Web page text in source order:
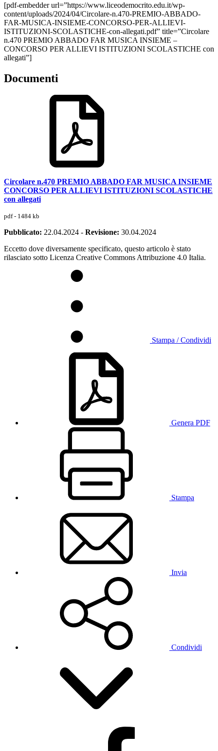
[pdf-embedder url=”https://www.liceodemocrito.edu.it/wp-
content/uploads/2024/04/Circolare-n.470-PREMIO-ABBADO-
FAR-MUSICA-INSIEME-CONCORSO-PER-ALLIEVI-
ISTITUZIONI-SCOLASTICHE-con-allegati.pdf” title=”Circolare
n.470 PREMIO ABBADO FAR MUSICA INSIEME –
CONCORSO PER ALLIEVI ISTITUZIONI SCOLASTICHE con
allegati”]
Documenti
Circolare n.470 PREMIO ABBADO FAR MUSICA INSIEME
CONCORSO PER ALLIEVI ISTITUZIONI SCOLASTICHE
con allegati
pdf - 1484 kb
Pubblicato: 22.04.2024 - Revisione: 30.04.2024
Eccetto dove diversamente specificato, questo articolo è stato
rilasciato sotto Licenza Creative Commons Attribuzione 4.0 Italia.
Stampa / Condividi
Genera PDF
Stampa
Invia
Condividi